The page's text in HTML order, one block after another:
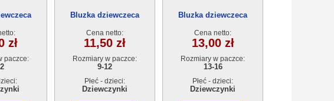
zł
paczce:
Bluzka dziewczeca
Cena netto:
11,50 zł
Rozmiary w paczce:
9-12
Płeć - dzieci:
Dziewczynki
Bluzka dziewczeca
Cena netto:
13,00 zł
Rozmiary w paczce:
13-16
Płeć - dzieci:
Dziewczynki